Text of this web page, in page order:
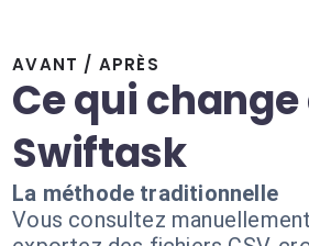
AVANT / APRÈS
Ce qui
Swiftask
La méthode traditionnelle
Vous consultez